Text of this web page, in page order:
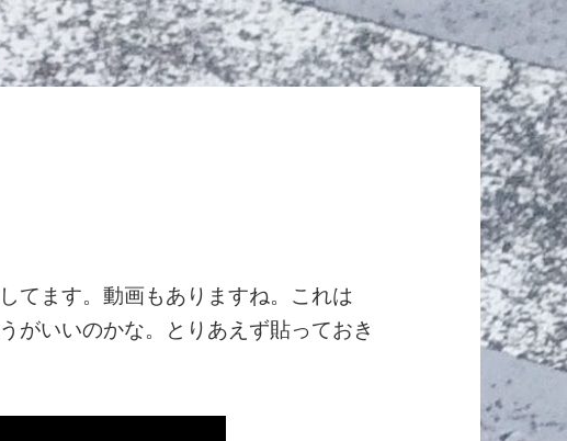
てます。動画もありますね。これは
がいいのかな。とりあえず貼っておき